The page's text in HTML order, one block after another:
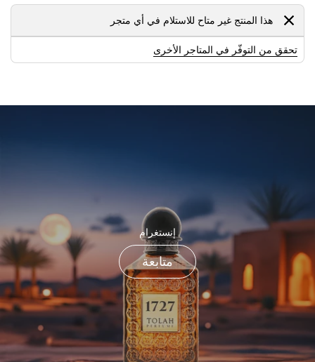
هذا المنتج غير متاح للاستلام في أي متجر
تحقق من التوفّر في المتاجر الأخرى
إنستغرام
متابعة